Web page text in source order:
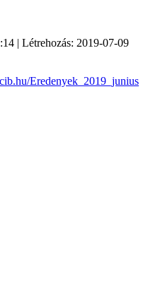
| Létrehozás: 2019-07-09
Eredenyek_2019_junius